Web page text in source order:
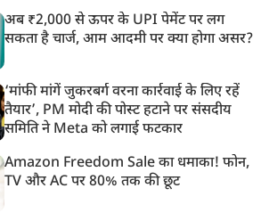
अब ₹2,000 से ऊपर के UPI पेमेंट पर लग
सकता है चार्ज, आम आदमी पर क्या होगा असर?
‘मांफी मांगें जुकरबर्ग वरना कार्रवाई के लिए रहें
तैयार’, PM मोदी की पोस्ट हटाने पर संसदीय
समिति ने Meta को लगाई फटकार
Amazon Freedom Sale का धमाका! फोन,
TV और AC पर 80% तक की छूट